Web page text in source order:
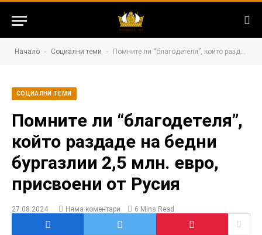
Начало - Социални теми - Помните ли “благодетеля”, който раздаде на бедни бургазлии 2,5 млн. евро, присвоени от Русия
СОЦИАЛНИ ТЕМИ
Помните ли “благодетеля”,
който раздаде на бедни
бургазлии 2,5 млн. евро,
присвоени от Русия
27.08.2024 Няма коментари 6 Mins Read